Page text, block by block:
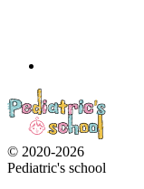
© 2020-2026
Pediatric's school